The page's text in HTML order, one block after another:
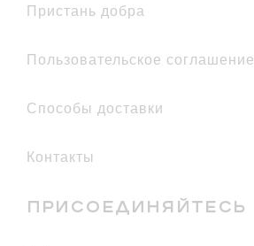
Пристань добра
Пользовательское соглашение
Способы доставки
Контакты
ПРИСОЕДИНЯЙТЕСЬ